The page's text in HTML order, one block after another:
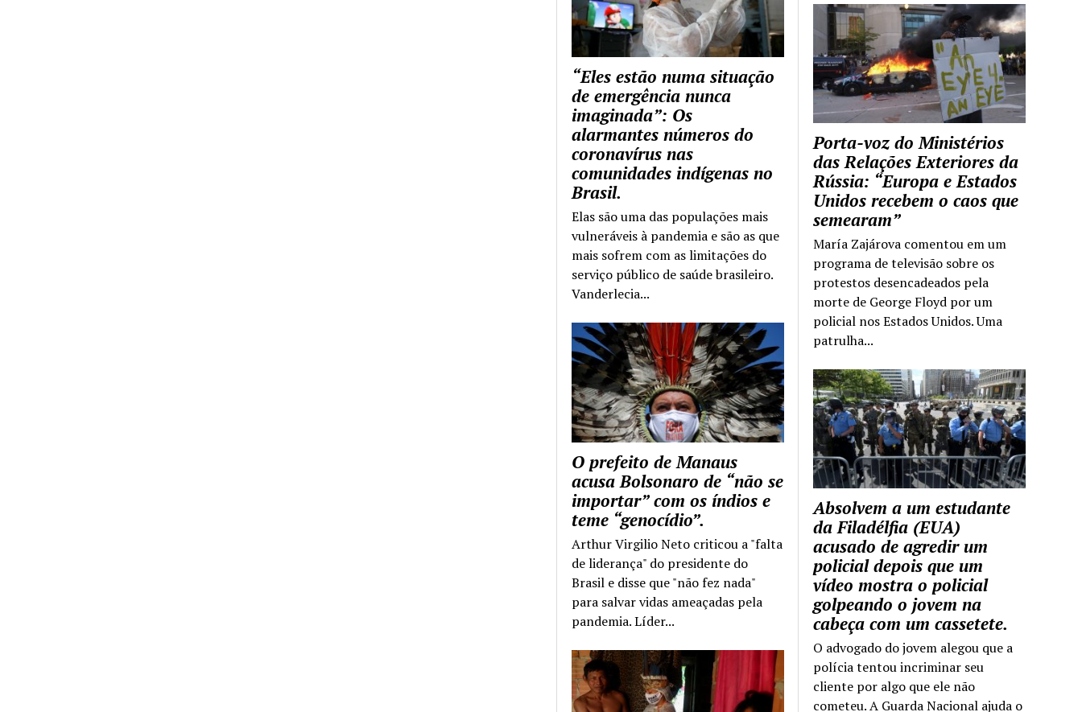
Porta-voz do Ministérios
das Relações Exteriores da
Rússia: “Europa e Estados
Unidos recebem o caos que
semearam”
María Zajárova comentou em um
programa de televisão sobre os
protestos desencadeados pela
morte de George Floyd por um
policial nos Estados Unidos. Uma
patrulha...
Absolvem a um estudante
da Filadélfia (EUA)
acusado de agredir um
policial depois que um
vídeo mostra o policial
golpeando o jovem na
cabeça com um cassetete.
O advogado do jovem alegou que a
polícia tentou incriminar seu
cliente por algo que ele não
cometeu. A Guarda Nacional ajuda o
“Eles estão numa situação
de emergência nunca
imaginada”: Os
alarmantes números do
coronavírus nas
comunidades indígenas no
Brasil.
Elas são uma das populações mais
vulneráveis à pandemia e são as que
mais sofrem com as limitações do
serviço público de saúde brasileiro.
Vanderlecia...
O prefeito de Manaus
acusa Bolsonaro de “não se
importar” com os índios e
teme “genocídio”.
Arthur Virgilio Neto criticou a "falta
de liderança" do presidente do
Brasil e disse que "não fez nada"
para salvar vidas ameaçadas pela
pandemia. Líder...